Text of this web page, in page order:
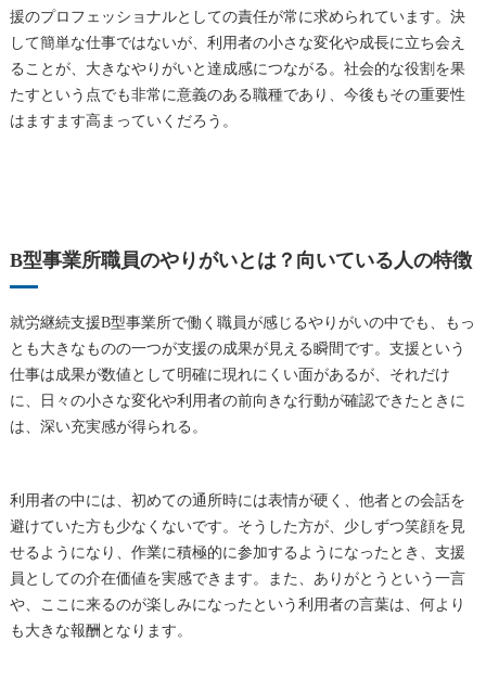
援のプロフェッショナルとしての責任が常に求められています。決
して簡単な仕事ではないが、利用者の小さな変化や成長に立ち会え
ることが、大きなやりがいと達成感につながる。社会的な役割を果
たすという点でも非常に意義のある職種であり、今後もその重要性
はますます高まっていくだろう。
B型事業所職員のやりがいとは？向いている人の特徴
就労継続支援B型事業所で働く職員が感じるやりがいの中でも、もっ
とも大きなものの一つが支援の成果が見える瞬間です。支援という
仕事は成果が数値として明確に現れにくい面があるが、それだけ
に、日々の小さな変化や利用者の前向きな行動が確認できたときに
は、深い充実感が得られる。
利用者の中には、初めての通所時には表情が硬く、他者との会話を
避けていた方も少なくないです。そうした方が、少しずつ笑顔を見
せるようになり、作業に積極的に参加するようになったとき、支援
員としての介在価値を実感できます。また、ありがとうという一言
や、ここに来るのが楽しみになったという利用者の言葉は、何より
も大きな報酬となります。